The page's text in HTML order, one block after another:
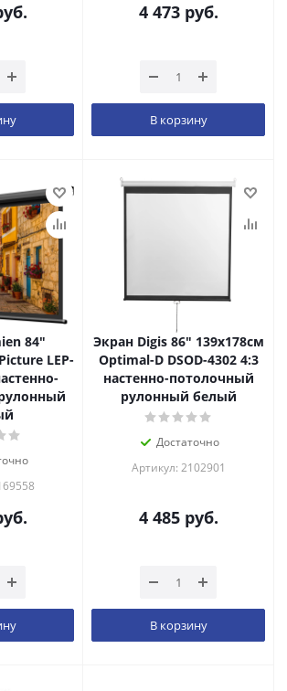
4 473руб.
В корзину
84"
LEP-
Экран Digis 86" 139x178см
Optimal-D DSOD-4302 4:3
настенно-потолочный
рулонный белый
Достаточно
Артикул: 2102901
4 485руб.
В корзину